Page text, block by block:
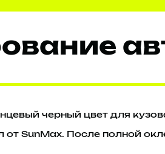
черный цвет для
SunMax. После полной